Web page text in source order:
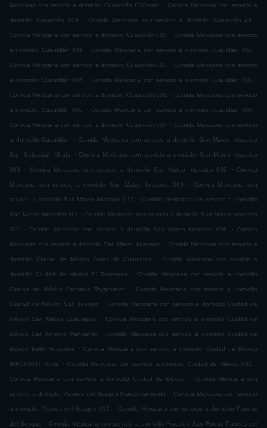
Mexicana con servicio a domicilio Cuautitlán El Cerrito . Comida Mexicana con servicio a
domicilio Cuautitlán 029 . Comida Mexicana con servicio a domicilio Cuautitlán 49 .
Comida Mexicana con servicio a domicilio Cuautitlán 005 . Comida Mexicana con servicio
a domicilio Cuautitlán 041 . Comida Mexicana con servicio a domicilio Cuautitlán 010 .
Comida Mexicana con servicio a domicilio Cuautitlán 003 . Comida Mexicana con servicio
a domicilio Cuautitlán 034 . Comida Mexicana con servicio a domicilio Cuautitlán 008 .
Comida Mexicana con servicio a domicilio Cuautitlán 001 . Comida Mexicana con servicio
a domicilio Cuautitlán 065 . Comida Mexicana con servicio a domicilio Cuautitlán 063 .
Comida Mexicana con servicio a domicilio Cuautitlán 037 . Comida Mexicana con servicio
a domicilio Cuautitlán . Comida Mexicana con servicio a domicilio San Mateo Ixtacalco
San Sebastian Xhala . Comida Mexicana con servicio a domicilio San Mateo Ixtacalco
003 . Comida Mexicana con servicio a domicilio San Mateo Ixtacalco 002 . Comida
Mexicana con servicio a domicilio San Mateo Ixtacalco 009 . Comida Mexicana con
servicio a domicilio San Mateo Ixtacalco 010 . Comida Mexicana con servicio a domicilio
San Mateo Ixtacalco 001 . Comida Mexicana con servicio a domicilio San Mateo Ixtacalco
011 . Comida Mexicana con servicio a domicilio San Mateo Ixtacalco 006 . Comida
Mexicana con servicio a domicilio San Mateo Ixtacalco . Comida Mexicana con servicio a
domicilio Ciudad de México Joyas de Cuautitlan . Comida Mexicana con servicio a
domicilio Ciudad de México El Terremoto . Comida Mexicana con servicio a domicilio
Ciudad de México Santiago Teyahualco . Comida Mexicana con servicio a domicilio
Ciudad de México San Juanico . Comida Mexicana con servicio a domicilio Ciudad de
México San Mateo Cuautepec . Comida Mexicana con servicio a domicilio Ciudad de
México San Antonio Xahuento . Comida Mexicana con servicio a domicilio Ciudad de
México Bello Horizonte . Comida Mexicana con servicio a domicilio Ciudad de México
INFONAVIT Norte . Comida Mexicana con servicio a domicilio Ciudad de México 001 .
Comida Mexicana con servicio a domicilio Ciudad de México . Comida Mexicana con
servicio a domicilio Paseos del Bosque Fraccionamiento . Comida Mexicana con servicio
a domicilio Paseos del Bosque 012 . Comida Mexicana con servicio a domicilio Paseos
del Bosque . Comida Mexicana con servicio a domicilio Fracción San Roque Paseos del